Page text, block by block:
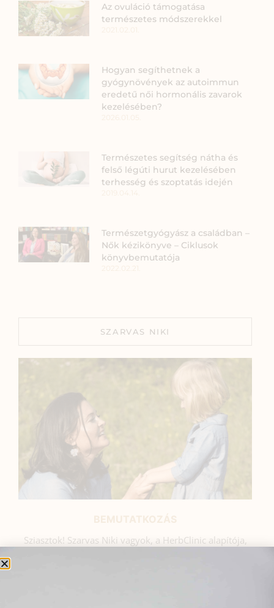
Az ovuláció támogatása
természetes módszerekkel
Hogyan segíthetnek a
gyógynövények az autoimmun
eredetű női hormonális zavarok
kezelésében?
Természetes segítség nátha és
felső légúti hurut kezelésében
terhesség és szoptatás idején
Természetgyógyász a családban –
Nők kézikönyve – Ciklusok
könyvbemutatója
SZARVAS NIKI
Sziasztok! Szarvas Niki vagyok, a HerbClinic alapítója,